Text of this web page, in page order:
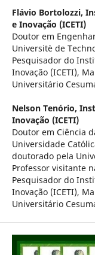
Flávio Bortolozzi,
e Inovação (ICETI)
Doutor em
Universitè de
Pesquisador do
Inovação (ICETI),
Universitário
Nelson Tenório,
Inovação (ICETI)
Doutor em Ciência
Universidade
doutorado pela
Professor visitante
Pesquisador do
Inovação (ICETI),
Universitário